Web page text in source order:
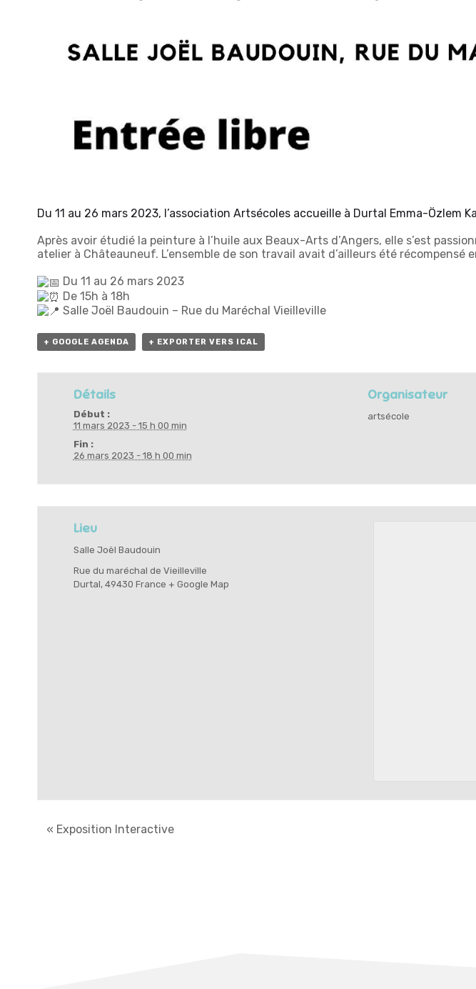
Du 11 au 26 mars 2023, l’association Artsécoles accueille à Durtal Emma-Özlem
Après avoir étudié la peinture à l’huile aux Beaux-Arts d’Angers, elle s’est
atelier à Châteauneuf. L’ensemble de son travail avait d’ailleurs été
Du 11 au 26 mars 2023
De 15h à 18h
Salle Joël Baudouin – Rue du Maréchal Vieilleville
+ GOOGLE AGENDA + EXPORTER VERS ICAL
Détails
Début :
11 mars 2023 - 15 h 00 min
Fin :
26 mars 2023 - 18 h 00 min
Organisateur
artsécole
Lieu
Salle Joël Baudouin
Rue du maréchal de Vieilleville
Durtal, 49430 France + Google Map
« Exposition Interactive